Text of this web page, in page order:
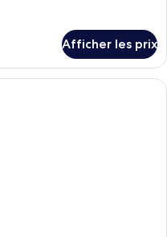
Afficher les prix